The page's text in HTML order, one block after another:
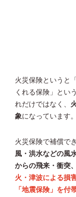
火災保険というと
くれる保険」とい
れだけではなく、
象になっています。
火災保険で補償で
風・洪水などの風
からの飛来・衝突
火・津波による損
「地震保険」を付